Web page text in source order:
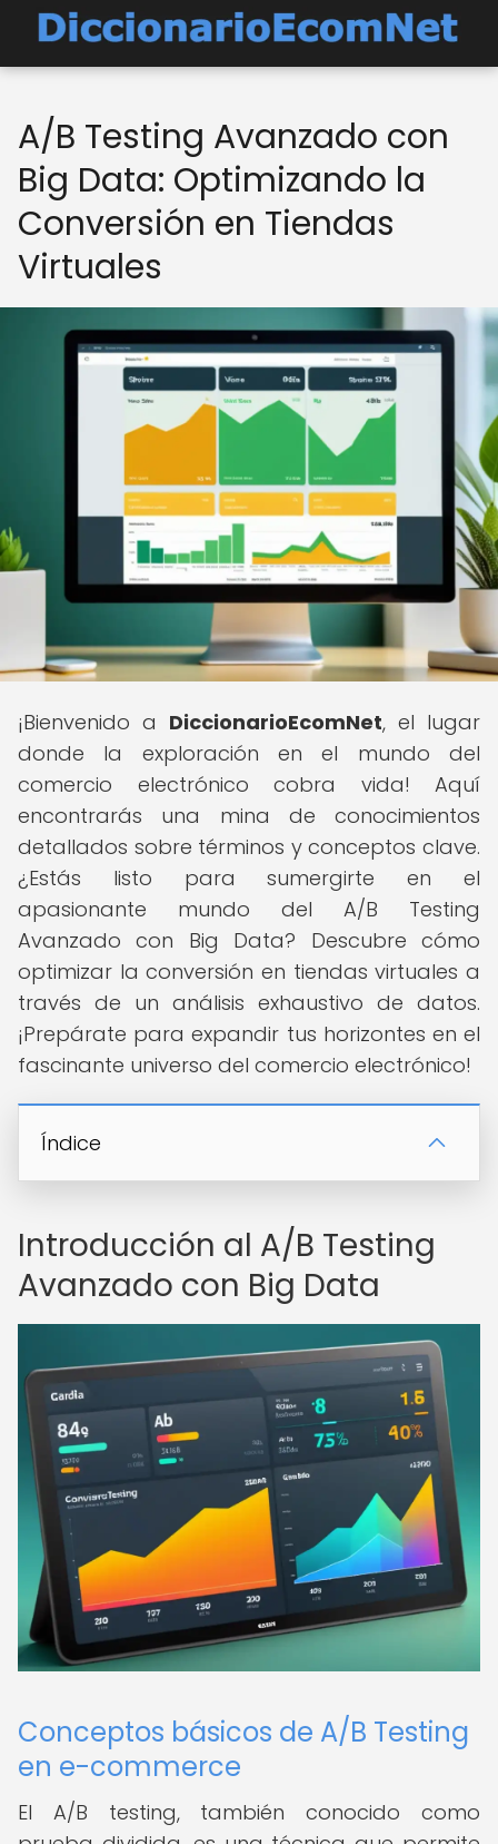
A/B Testing Avanzado con
Big Data: Optimizando la
Conversión en Tiendas
Virtuales
¡Bienvenido a DiccionarioEcomNet, el lugar
donde la exploración en el mundo del
comercio electrónico cobra vida! Aquí
encontrarás una mina de conocimientos
detallados sobre términos y conceptos clave.
¿Estás listo para sumergirte en el
apasionante mundo del A/B Testing
Avanzado con Big Data? Descubre cómo
optimizar la conversión en tiendas virtuales a
través de un análisis exhaustivo de datos.
¡Prepárate para expandir tus horizontes en el
fascinante universo del comercio electrónico!
Índice
Introducción al A/B Testing
Avanzado con Big Data
Conceptos básicos de A/B Testing
en e-commerce
El A/B testing, también conocido como